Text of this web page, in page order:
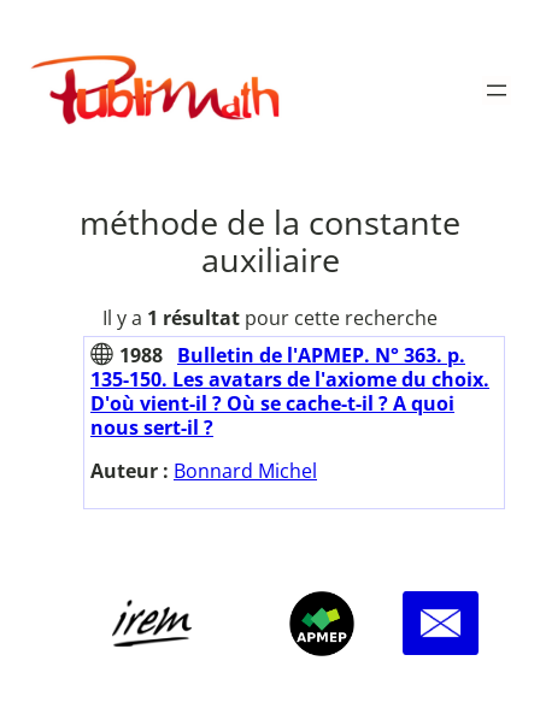
contenu
Publimath
méthode de la constante
auxiliaire
Il y a 1 résultat pour cette recherche
1988 Bulletin de l'APMEP. N° 363. p.
135-150. Les avatars de l'axiome du choix.
D'où vient-il ? Où se cache-t-il ? A quoi
nous sert-il ?
Auteur : Bonnard Michel